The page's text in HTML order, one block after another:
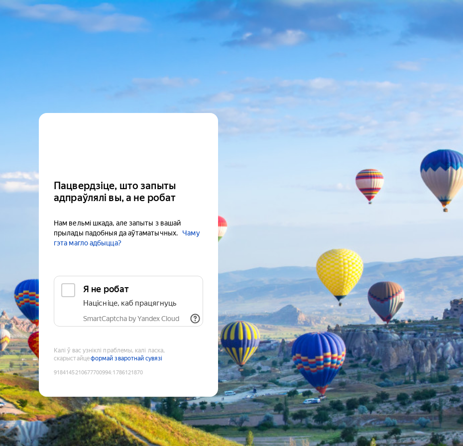
Пацвердзіце, што запыты
адпраўлялі вы, а не робат
Нам вельмі шкада, але запыты з вашай
прылады падобныя да аўтаматычных.
Чаму
гэта магло адбыцца?
Я не робат
Націсніце, каб працягнуць
SmartCaptcha by Yandex Cloud
Калі ў вас узніклі праблемы, калі ласка,
скарыстайцеформай зваротнай сувязі
9184145210677700994:1786121870